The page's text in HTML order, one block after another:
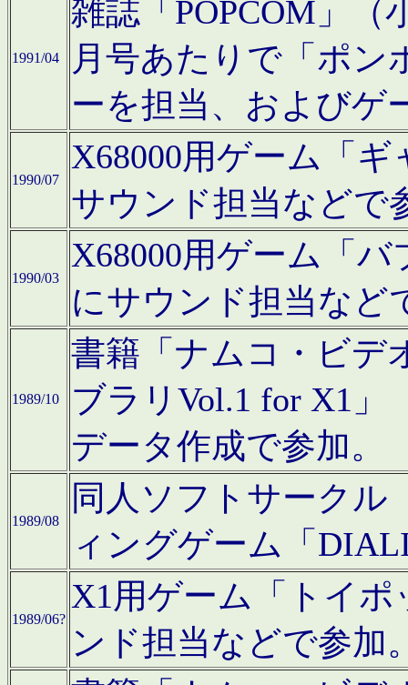
1991/04
雑誌「POPCOM」（
月号あたりで「ポン
ーを担当、およびゲ
1990/07
X68000用ゲーム「
サウンド担当などで
1990/03
X68000用ゲーム「
にサウンド担当など
1989/10
書籍「ナムコ・ビデ
ブラリVol.1 for X1」
データ作成で参加。
1989/08
同人ソフトサークル
ィングゲーム「
1989/06?
X1用ゲーム「トイ
ンド担当などで参加